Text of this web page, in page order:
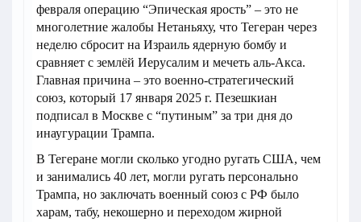
февраля операцию “Эпическая ярость” – это не
многолетние жалобы Нетаньяху, что Тегеран через
неделю сбросит на Израиль ядерную бомбу и
сравняет с землёй Иерусалим и мечеть аль-Акса.
Главная причина – это военно-стратегический
союз, который 17 января 2025 г. Пезешкиан
подписал в Москве с “путиным” за три дня до
инаугурации Трампа.
В Тегеране могли сколько угодно ругать США, чем
и занимались 40 лет, могли ругать персонально
Трампа, но заключать военный союз с РФ было
харам, табу, некошерно и переходом жирной